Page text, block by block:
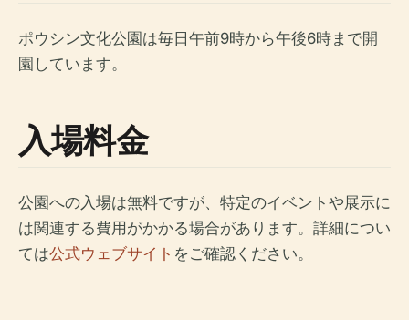
ポウシン文化公園は毎日午前9時から午後6時まで開
園しています。
入場料金
公園への入場は無料ですが、特定のイベントや展示に
は関連する費用がかかる場合があります。詳細につい
ては公式ウェブサイト をご確認ください。